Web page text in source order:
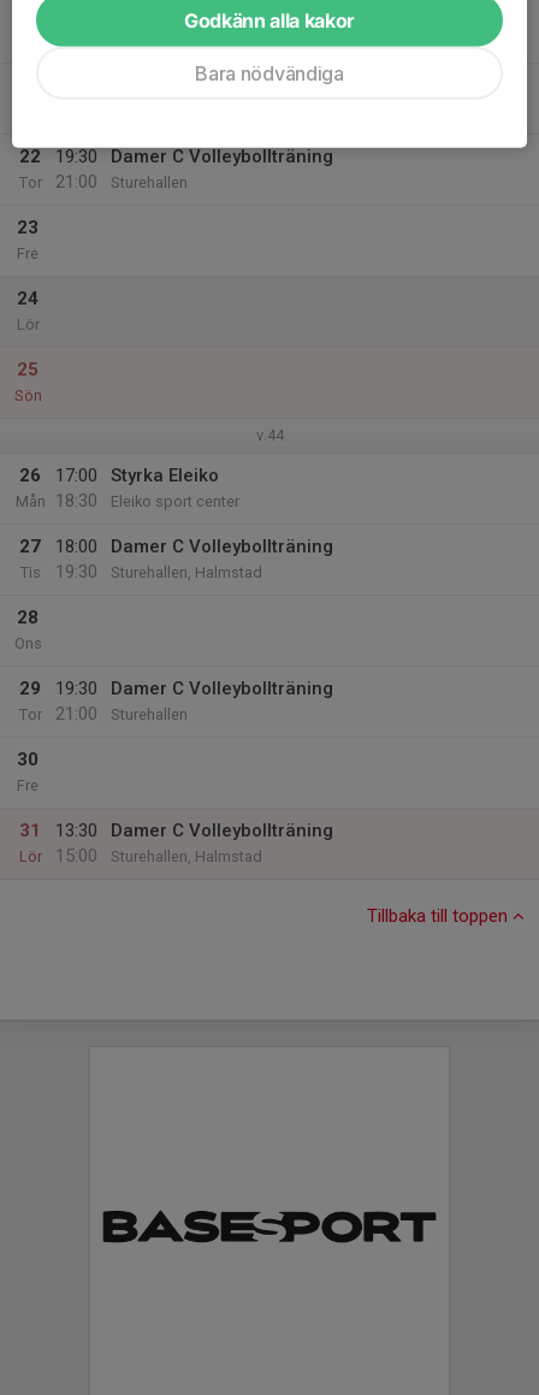
20
Tis
Damer C Volleybollträning
22
Tor
19:30
21:00
Damer C Volleybollträning
Sturehallen
23
Fre
24
Lör
25
Sön
v.44
26
Mån
17:00
18:30
Styrka Eleiko
Eleiko sport center
27
Tis
18:00
19:30
Damer C Volleybollträning
Sturehallen, Halmstad
28
Ons
29
Tor
19:30
21:00
Damer C Volleybollträning
Sturehallen
30
Fre
31
Lör
13:30
15:00
Damer C Volleybollträning
Sturehallen, Halmstad
Tillbaka till toppen
Godkänn alla kakor
Bara nödvändiga